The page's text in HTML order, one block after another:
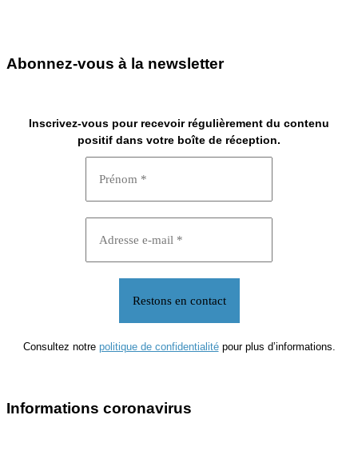
Abonnez-vous à la newsletter
Inscrivez-vous pour recevoir régulièrement du contenu
positif dans votre boîte de réception.
Consultez notre politique de confidentialitépour plus d’informations.
Informations coronavirus